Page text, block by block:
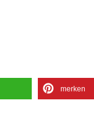
merken